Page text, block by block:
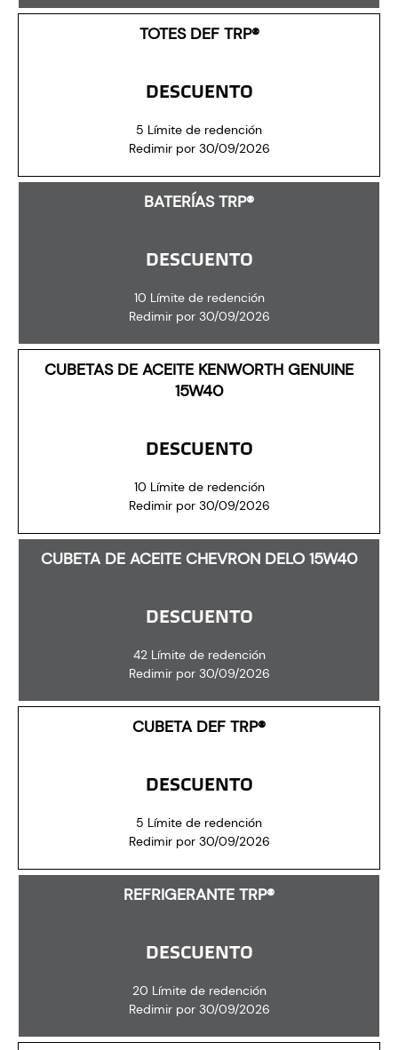
TOTES DEF TRP®
5 Límite de redención
Redimir por 30/09/2026
DESCUENTO
BATERÍAS TRP®
10 Límite de redención
Redimir por 30/09/2026
DESCUENTO
CUBETAS DE ACEITE KENWORTH GENUINE
15W40
10 Límite de redención
Redimir por 30/09/2026
DESCUENTO
CUBETA DE ACEITE CHEVRON DELO 15W40
42 Límite de redención
Redimir por 30/09/2026
DESCUENTO
CUBETA DEF TRP®
5 Límite de redención
Redimir por 30/09/2026
DESCUENTO
REFRIGERANTE TRP®
20 Límite de redención
Redimir por 30/09/2026
DESCUENTO